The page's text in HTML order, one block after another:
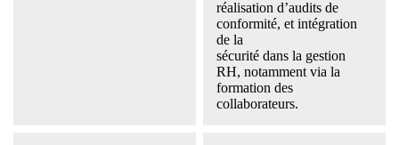
réalisation d’audits de
conformité, et intégration
de la
sécurité dans la gestion
RH, notamment via la
formation des
collaborateurs.